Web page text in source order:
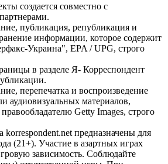
создается совместно с
публикация, републикация и
информации, которое содержит
Украина", EPA / UPG, строго
в разделе Я- Корреспондент
перепечатка и воспроизведение
аудиовизуальных материалов,
Getty Images, строго
korrespondent.net предназначены для
(21+). Участие в азартных играх
зависимость. Соблюдайте